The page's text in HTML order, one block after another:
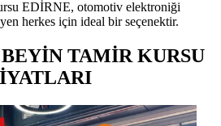
EDİRNE, otomotiv elektroniği
herkes için ideal bir seçenektir.
TAMİR KURSU